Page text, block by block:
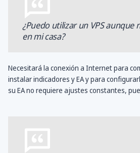
¿Puedo utilizar un VPS aunque
en mi casa?
Necesitará la conexión a Internet para
instalar indicadores y EA y para
su EA no requiere ajustes constantes,